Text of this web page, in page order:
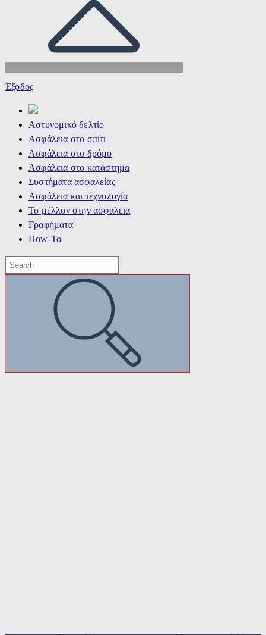
Έξοδος
Αστυνομικό δελτίο
Ασφάλεια στο σπίτι
Ασφάλεια στο δρόμο
Ασφάλεια στο κατάστημα
Συστήματα ασφαλείας
Ασφάλεια και τεχνολογία
Το μέλλον στην ασφάλεια
Γραφήματα
How-To